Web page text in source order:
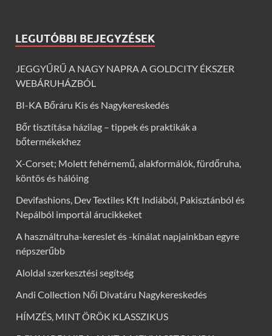
LEGUTÓBBI BEJEGYZÉSEK
JEGGYŰRŰ A NAGY NAPRA A GOLDCITY ÉKSZER
WEBÁRUHÁZBÓL
BI-KA Bőráru Kis és Nagykereskedés
Bőr tisztítása házilag – tippek és praktikák a
bőtermékekhez
X-Corset; Molett fehérnemű, alakformálók, fürdőruha,
köntös és hálóing
Devifashions, Dev Textiles Kft Indiából, Pakisztánból és
Nepálból importál árucikkeket
A használtruha-kereslet és -kínálat napjainkban egyre
népszerűbb
Aloldal szerkesztési segítség
Andi Collection Női Divatáru Nagykereskedés
HÍMZÉS, MINT ÖRÖK KLASSZIKUS